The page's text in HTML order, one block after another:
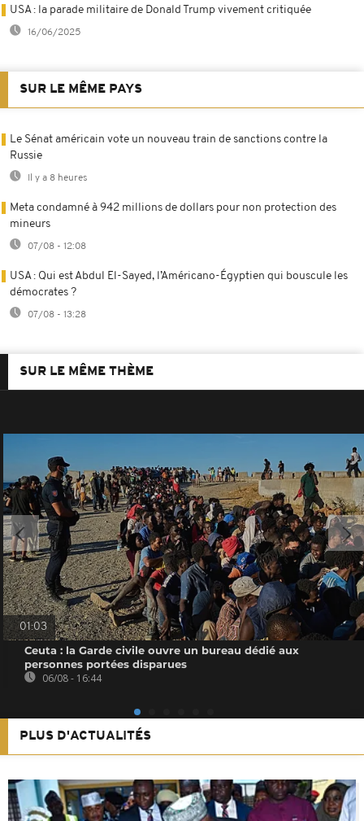
USA : la parade militaire de Donald Trump vivement critiquée
16/06/2025
SUR LE MÊME PAYS
Le Sénat américain vote un nouveau train de sanctions contre la
Russie
Il y a 8 heures
Meta condamné à 942 millions de dollars pour non protection des
mineurs
07/08 - 12:08
USA : Qui est Abdul El-Sayed, l’Américano-Égyptien qui bouscule les
démocrates ?
07/08 - 13:28
SUR LE MÊME THÈME
01:03
Ceuta : la Garde civile ouvre un bureau dédié aux
personnes portées disparues
06/08 - 16:44
PLUS D'ACTUALITÉS